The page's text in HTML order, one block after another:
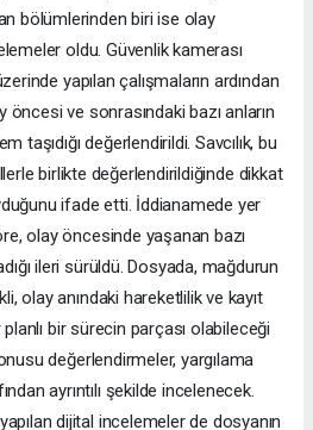
bölümlerinden biri ise olay
oldu. Güvenlik kamerası
yapılan çalışmaların ardından
öncesi ve sonrasındaki bazı anların
taşıdığı değerlendirildi. Savcılık, bu
birlikte değerlendirildiğinde dikkat
ifade etti. İddianamede yer
olay öncesinde yaşanan bazı
ileri sürüldü. Dosyada, mağdurun
olay anındaki hareketlilik ve kayıt
planlı bir sürecin parçası olabileceği
değerlendirmeler, yargılama
ayrıntılı şekilde incelenecek.
dijital incelemeler de dosyanın